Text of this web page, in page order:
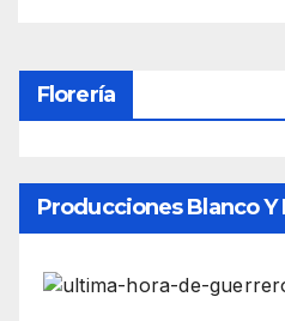
Florería
Producciones Blanco Y